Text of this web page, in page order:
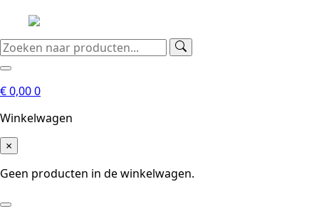
€0,000
Winkelwagen
×
Geen producten in de winkelwagen.